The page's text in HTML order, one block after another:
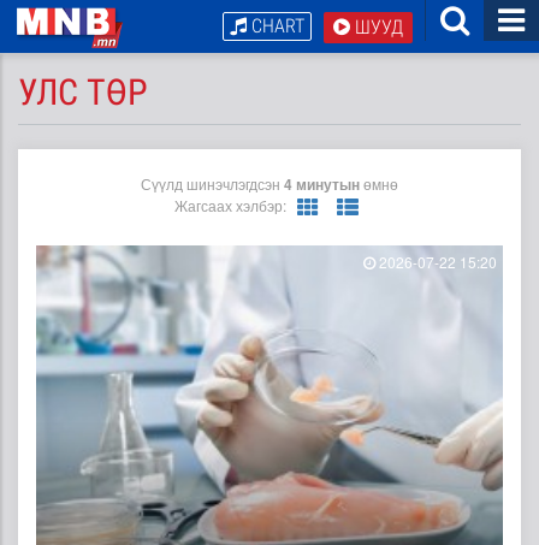
ШУУД
CHART
УЛС ТӨР
Сүүлд шинэчлэгдсэн 4 минутынөмнө
Жагсаах хэлбэр:
2026-07-22 15:20